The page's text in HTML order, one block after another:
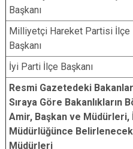
Başkanı
Milliyetçi Hareket Partisi İlçe
Başkanı
İyi Parti İlçe Başkanı
Resmi Gazetedeki
Sıraya Göre Bakanlıkların
Amir, Başkan ve Müdürleri,
Müdürlüğünce
Müdürleri